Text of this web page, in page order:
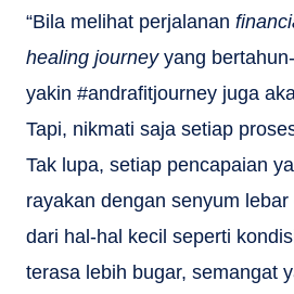
“Bila melihat perjalanan
healing journeyyang
yakin #andrafitjourney juga
Tapi, nikmati saja setiap
Tak lupa, setiap pencapaian
rayakan dengan senyum
dari hal-hal kecil seperti
terasa lebih bugar, semangat